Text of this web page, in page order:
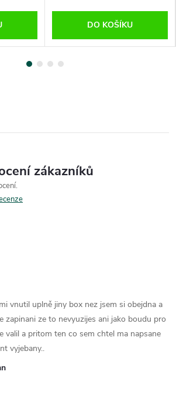
DO KOŠÍKU
zákazníků
vnutil uplně jiny box nez jsem si obejdna a
zapinani ze to nevyuzijes ani jako boudu pro
valil a pritom ten co sem chtel ma napsane
vyjebany..